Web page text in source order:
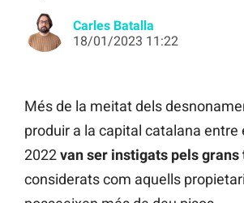
Carles Batalla
18/01/2023 11:22
Més de la meitat dels
produir a la capital catalana entre
2022van ser instigats pels grans
considerats com aquells